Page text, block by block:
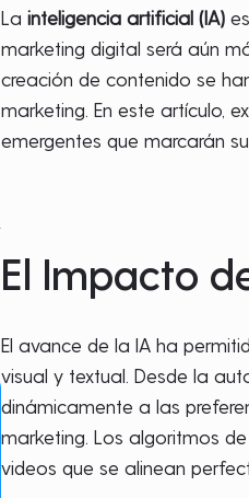
Lainteligencia artificial (IA)
marketing digital será aún
creación de contenido se
marketing. En este artículo,
emergentes que marcarán
El Impacto
El avance de la IA ha
visual y textual. Desde la
dinámicamente a las
marketing. Los algoritmos
videos que se alinean